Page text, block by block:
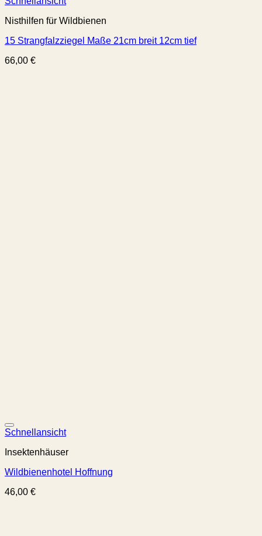
Nisthilfen für Wildbienen
15 Strangfalzziegel Maße 21cm breit 12cm tief
66,00 €
Schnellansicht
Insektenhäuser
Wildbienenhotel Hoffnung
46,00 €